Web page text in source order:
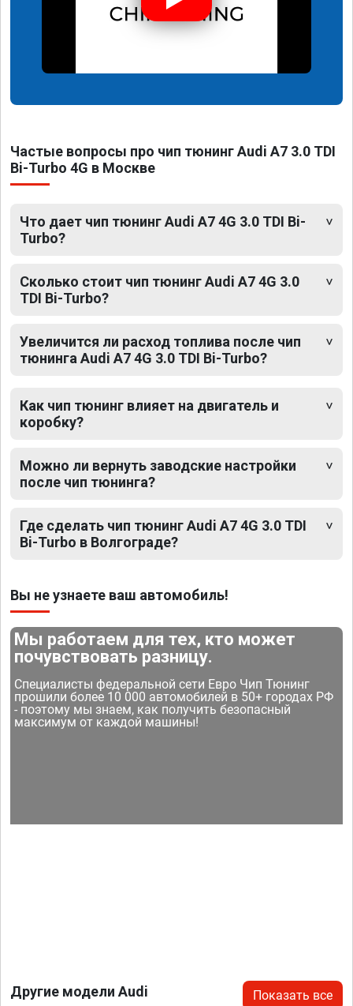
Частые вопросы про чип тюнинг Audi A7 3.0 TDI
Bi-Turbo 4G в Москве
Что дает чип тюнинг Audi A7 4G 3.0 TDI Bi-
Turbo?
Сколько стоит чип тюнинг Audi A7 4G 3.0
TDI Bi-Turbo?
Увеличится ли расход топлива после чип
тюнинга Audi A7 4G 3.0 TDI Bi-Turbo?
Как чип тюнинг влияет на двигатель и
коробку?
Можно ли вернуть заводские настройки
после чип тюнинга?
Где сделать чип тюнинг Audi A7 4G 3.0 TDI
Bi-Turbo в Волгограде?
Вы не узнаете ваш автомобиль!
Мы работаем для тех, кто может
почувствовать разницу.
Специалисты федеральной сети Евро Чип Тюнинг
прошили более 10 000 автомобилей в 50+ городах РФ
- поэтому мы знаем, как получить безопасный
максимум от каждой машины!
Другие модели Audi Показать все